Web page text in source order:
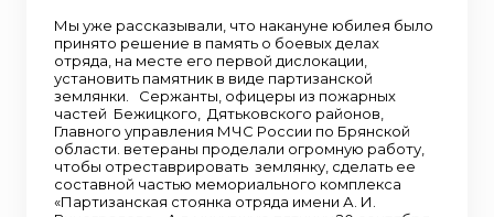
Мы уже рассказывали, что накануне юбилея было
принято решение в память о боевых делах
отряда, на месте его первой дислокации,
установить памятник в виде партизанской
землянки. Сержанты, офицеры из пожарных
частей Бежицкого, Дятьковского районов,
Главного управления МЧС России по Брянской
области. ветераны проделали огромную работу,
чтобы отреставрировать землянку, сделать ее
составной частью мемориального комплекса
«Партизанская стоянка отряда имени А. И.